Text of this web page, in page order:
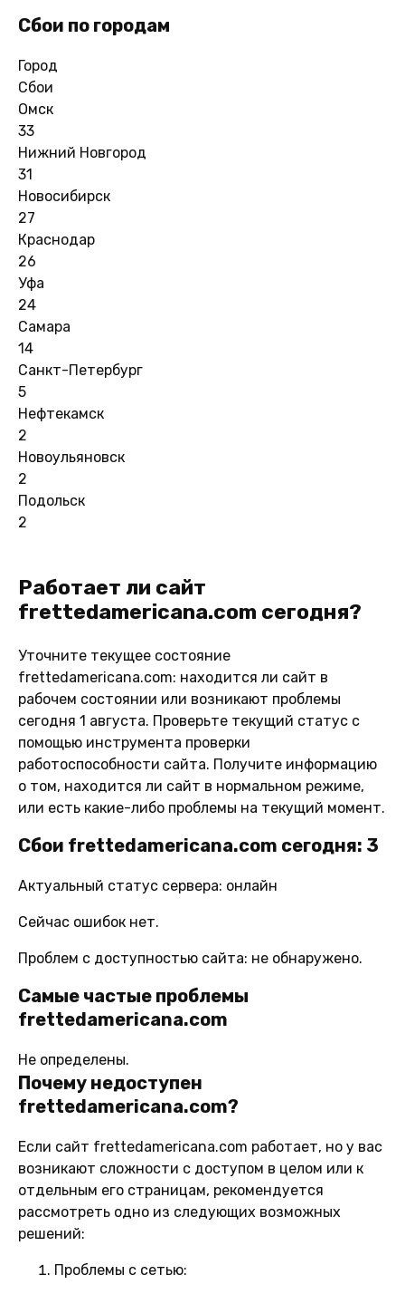
Сбои по городам
Город
Сбои
Омск
33
Нижний Новгород
31
Новосибирск
27
Краснодар
26
Уфа
24
Самара
14
Санкт-Петербург
5
Нефтекамск
2
Новоульяновск
2
Подольск
2
Работает ли сайт
frettedamericana.com сегодня?
Уточните текущее состояние
frettedamericana.com: находится ли сайт в
рабочем состоянии или возникают проблемы
сегодня 1 августа. Проверьте текущий статус с
помощью инструмента проверки
работоспособности сайта. Получите информацию
о том, находится ли сайт в нормальном режиме,
или есть какие-либо проблемы на текущий момент.
Сбои frettedamericana.com сегодня: 3
Актуальный статус сервера: онлайн
Сейчас ошибок нет.
Проблем с доступностью сайта: не обнаружено.
Самые частые проблемы
frettedamericana.com
Не определены.
Почему недоступен
frettedamericana.com?
Если сайт frettedamericana.com работает, но у вас
возникают сложности с доступом в целом или к
отдельным его страницам, рекомендуется
рассмотреть одно из следующих возможных
решений:
Проблемы с сетью: